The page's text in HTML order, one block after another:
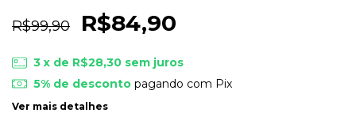
R$99,90 R$84,90
3 x de R$28,30 sem juros
5% de descontopagando com Pix
Ver mais detalhes